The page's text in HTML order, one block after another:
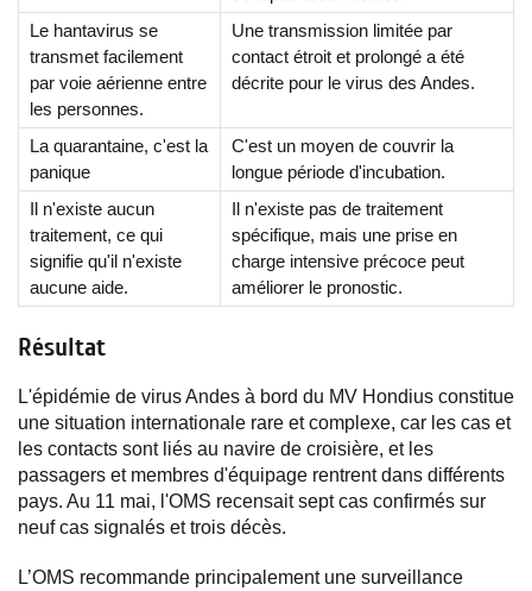
Le hantavirus se
transmet facilement
par voie aérienne entre
les personnes.
Une transmission limitée par
contact étroit et prolongé a été
décrite pour le virus des Andes.
La quarantaine, c'est la
panique
C'est un moyen de couvrir la
longue période d'incubation.
Il n'existe aucun
traitement, ce qui
signifie qu'il n'existe
aucune aide.
Il n'existe pas de traitement
spécifique, mais une prise en
charge intensive précoce peut
améliorer le pronostic.
Résultat
L'épidémie de virus Andes à bord du MV Hondius constitue
une situation internationale rare et complexe, car les cas et
les contacts sont liés au navire de croisière, et les
passagers et membres d'équipage rentrent dans différents
pays. Au 11 mai, l'OMS recensait sept cas confirmés sur
neuf cas signalés et trois décès.
L’OMS recommande principalement une surveillance